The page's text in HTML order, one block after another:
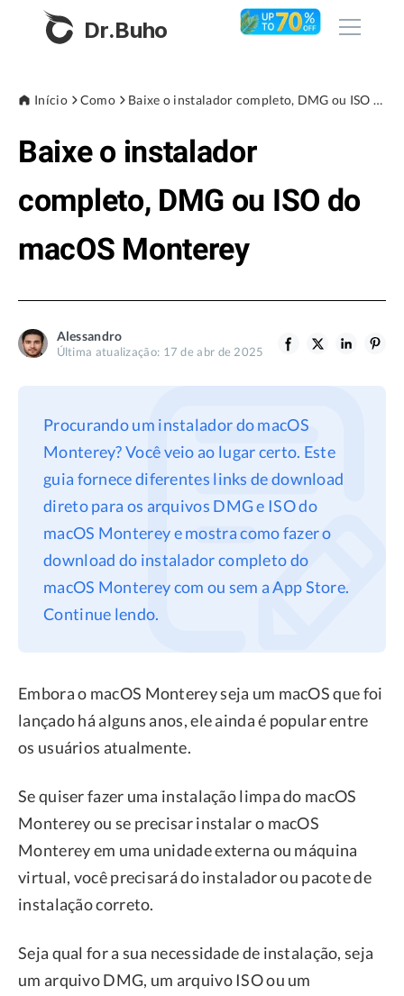
Dr.Buho
Produtos
BuhoCleaner
BuhoUnlocker
BuhoRepair
BuhoLaunchpad
Loja
Blog
Privacidade
Termos
Refund
Início Como Baixe o instalador completo, DMG ou ISO do macOS Monterey
Baixe o instalador
completo, DMG ou ISO do
macOS Monterey
Alessandro
Última atualização: 17 de abr de 2025
Procurando um instalador do macOS
Monterey? Você veio ao lugar certo. Este
guia fornece diferentes links de download
direto para os arquivos DMG e ISO do
macOS Monterey e mostra como fazer o
download do instalador completo do
macOS Monterey com ou sem a App Store.
Continue lendo.
Embora o macOS Monterey seja um macOS que foi
lançado há alguns anos, ele ainda é popular entre
os usuários atualmente.
Se quiser fazer uma instalação limpa do macOS
Monterey ou se precisar instalar o macOS
Monterey em uma unidade externa ou máquina
virtual, você precisará do instalador ou pacote de
instalação correto.
Seja qual for a sua necessidade de instalação, seja
um arquivo DMG, um arquivo ISO ou um